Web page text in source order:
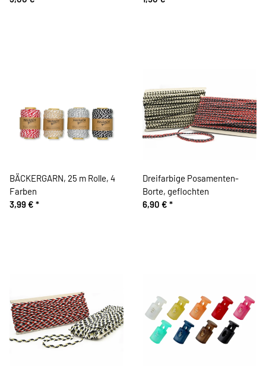
BÄCKERGARN, 25 m Rolle, 4
Farben
3,99 € *
Dreifarbige Posamenten-
Borte, geflochten
6,90 € *